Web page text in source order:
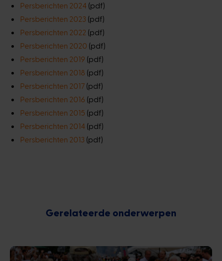
Persberichten 2024 (pdf)
Persberichten 2023 (pdf)
Persberichten 2022 (pdf)
Persberichten 2020 (pdf)
Persberichten 2019 (pdf)
Persberichten 2018 (pdf)
Persberichten 2017 (pdf)
Persberichten 2016 (pdf)
Persberichten 2015 (pdf)
Persberichten 2014 (pdf)
Persberichten 2013 (pdf)
Gerelateerde onderwerpen